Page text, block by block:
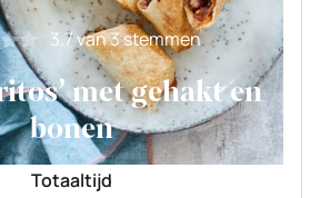
3.7van3stemmen
met gehakt en
bonen
Totaaltijd